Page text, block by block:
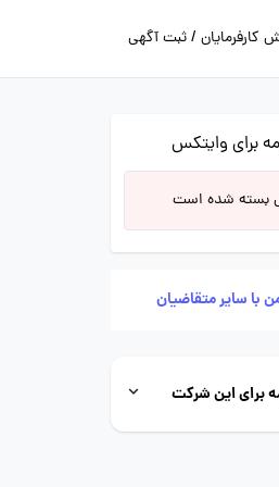
کارفرمایان / ثبت آگهی
برای وایتکس
بسته شده است
با سایر متقاضیان
برای این شرکت